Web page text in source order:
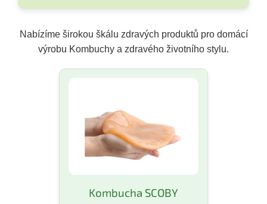
Nabízíme širokou škálu zdravých produktů pro domácí
výrobu Kombuchy a zdravého životního stylu.
Kombucha SCOBY